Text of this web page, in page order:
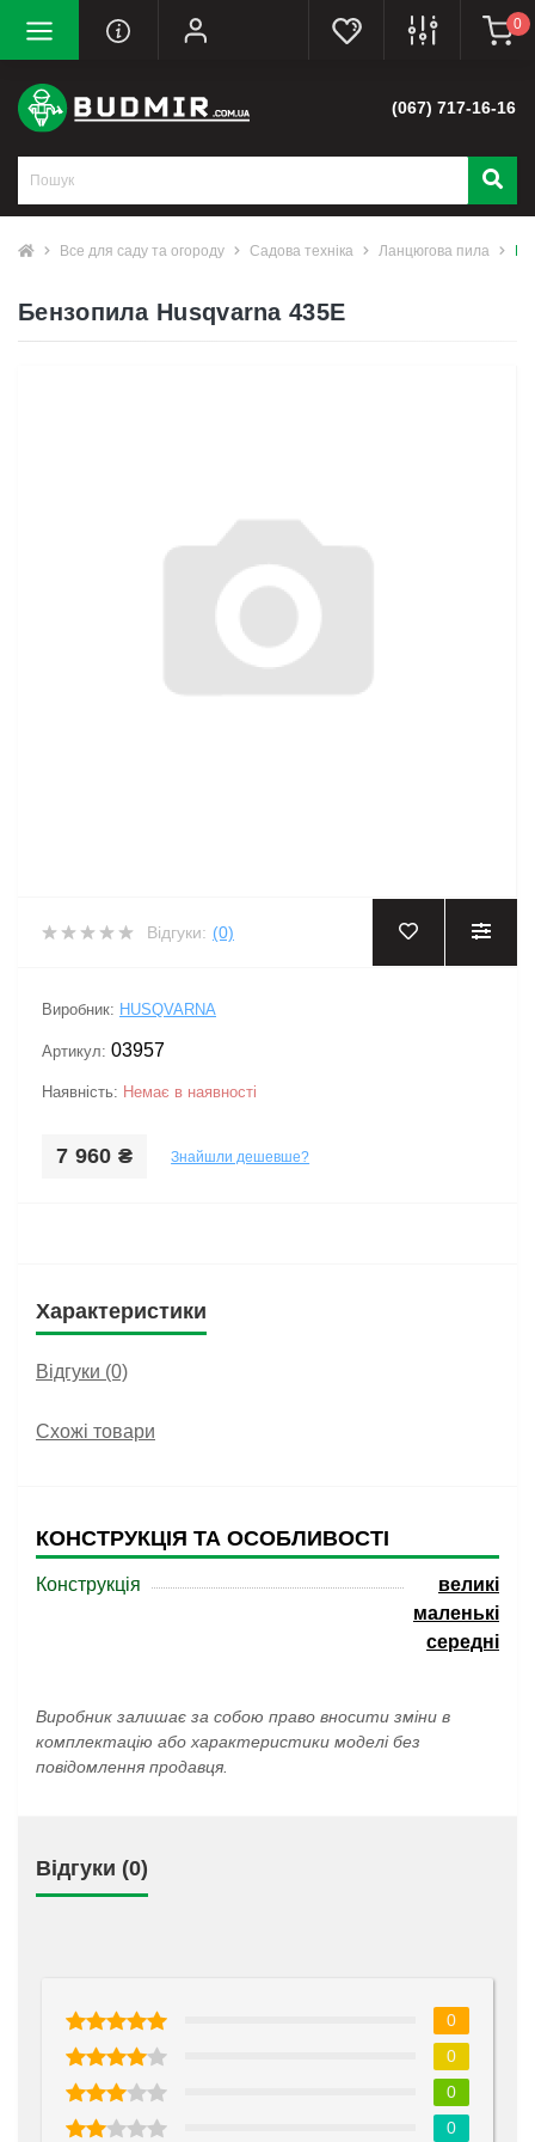
0
(067) 717-16-16
Все для саду та огороду Садова техніка Ланцюгова пила
Бензопила Husqvarna 435Е
Відгуки: (0)
Виробник: HUSQVARNA
Артикул: 03957
Наявність: Немає в наявності
7 960 ₴ Знайшли дешевше?
Характеристики
Відгуки (0)
Схожі товари
КОНСТРУКЦІЯ ТА ОСОБЛИВОСТІ
Конструкція
великі
маленькі
середні
Виробник залишає за собою право вносити зміни в
комплектацію або характеристики моделі без
повідомлення продавця.
Відгуки (0)
0
0
0
0